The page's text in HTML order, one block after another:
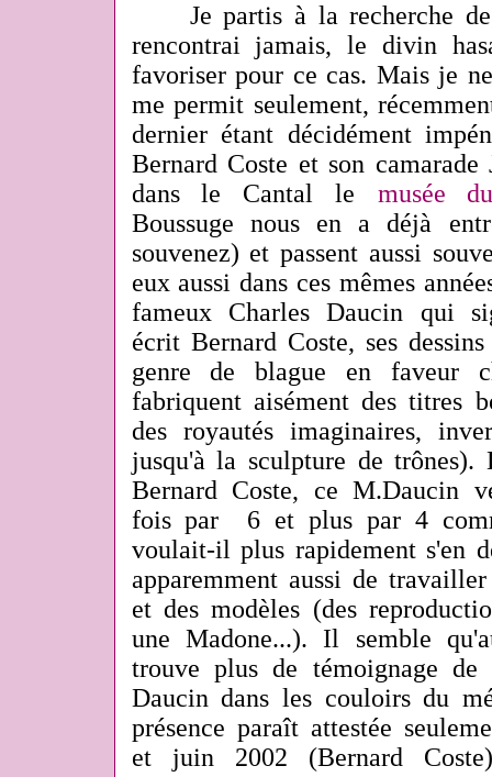
Je partis à la recherche de
rencontrai jamais, le divin
favoriser pour ce cas. Mais je
me permit seulement,
dernier étant décidément
Bernard Coste et son
dans le Cantal le musée
Boussuge nous en a déjà
souvenez) et passent aussi
eux aussi dans ces mêmes
fameux Charles Daucin qui
écrit Bernard Coste, ses
genre de blague en faveur
fabriquent aisément des titres
des royautés imaginaires,
jusqu'à la sculpture de trônes).
Bernard Coste, ce M.Daucin
fois par 6 et plus par 4
voulait-il plus rapidement s'en
apparemment aussi de
et des modèles (des
une Madone...). Il semble
trouve plus de témoignage de
Daucin dans les couloirs du
présence paraît attestée
et juin 2002 (Bernard